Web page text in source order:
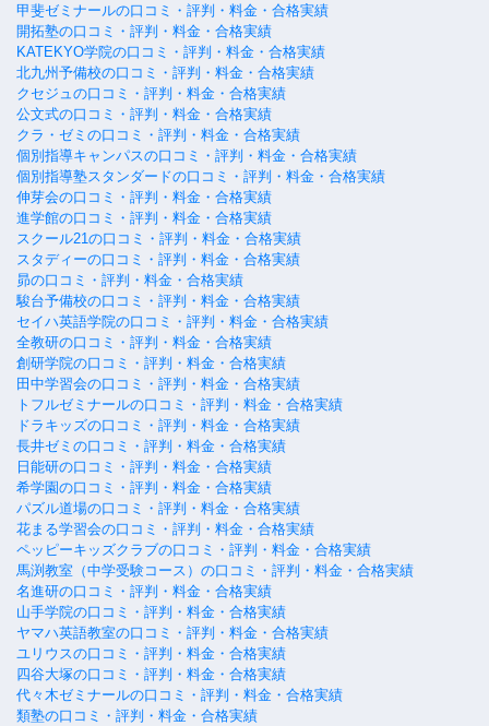
甲斐ゼミナールの口コミ・評判・料金・合格実績
開拓塾の口コミ・評判・料金・合格実績
KATEKYO学院の口コミ・評判・料金・合格実績
北九州予備校の口コミ・評判・料金・合格実績
クセジュの口コミ・評判・料金・合格実績
公文式の口コミ・評判・料金・合格実績
クラ・ゼミの口コミ・評判・料金・合格実績
個別指導キャンパスの口コミ・評判・料金・合格実績
個別指導塾スタンダードの口コミ・評判・料金・合格実績
伸芽会の口コミ・評判・料金・合格実績
進学館の口コミ・評判・料金・合格実績
スクール21の口コミ・評判・料金・合格実績
スタディーの口コミ・評判・料金・合格実績
昴の口コミ・評判・料金・合格実績
駿台予備校の口コミ・評判・料金・合格実績
セイハ英語学院の口コミ・評判・料金・合格実績
全教研の口コミ・評判・料金・合格実績
創研学院の口コミ・評判・料金・合格実績
田中学習会の口コミ・評判・料金・合格実績
トフルゼミナールの口コミ・評判・料金・合格実績
ドラキッズの口コミ・評判・料金・合格実績
長井ゼミの口コミ・評判・料金・合格実績
日能研の口コミ・評判・料金・合格実績
希学園の口コミ・評判・料金・合格実績
パズル道場の口コミ・評判・料金・合格実績
花まる学習会の口コミ・評判・料金・合格実績
ペッピーキッズクラブの口コミ・評判・料金・合格実績
馬渕教室（中学受験コース）の口コミ・評判・料金・合格実績
名進研の口コミ・評判・料金・合格実績
山手学院の口コミ・評判・料金・合格実績
ヤマハ英語教室の口コミ・評判・料金・合格実績
ユリウスの口コミ・評判・料金・合格実績
四谷大塚の口コミ・評判・料金・合格実績
代々木ゼミナールの口コミ・評判・料金・合格実績
類塾の口コミ・評判・料金・合格実績